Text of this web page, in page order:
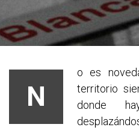
N
o es
territorio
donde